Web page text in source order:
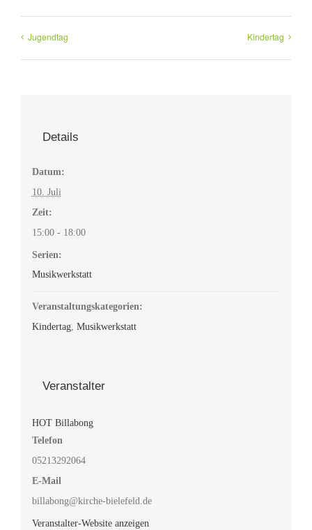
Jugendtag Kindertag
Details
Datum:
10. Juli
Zeit:
15:00 - 18:00
Serien:
Musikwerkstatt
Veranstaltungskategorien:
Kindertag, Musikwerkstatt
Veranstalter
HOT Billabong
Telefon
05213292064
E-Mail
billabong@kirche-bielefeld.de
Veranstalter-Website anzeigen